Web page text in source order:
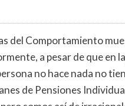
del Comportamiento
a pesar de que en
no hace nada no
de Pensiones